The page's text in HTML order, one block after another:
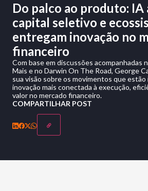
Do palco ao produto: IA
capital seletivo e
entregam inovação no
financeiro
Com base em discussões acompanhadas
Mais e no Darwin On The Road, George
sua visão sobre os movimentos que estão
inovação mais conectada à execução,
valor no mercado financeiro.
COMPARTILHAR POST